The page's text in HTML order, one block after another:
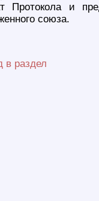
Протокола и
союза.
в раздел